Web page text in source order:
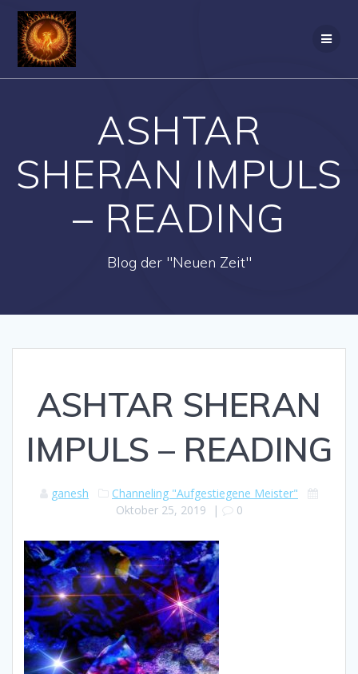
ASHTAR
SHERAN IMPULS
– READING
Blog der "Neuen Zeit"
ASHTAR SHERAN
IMPULS – READING
ganesh
Channeling "Aufgestiegene Meister"
Oktober 25, 2019 | 0